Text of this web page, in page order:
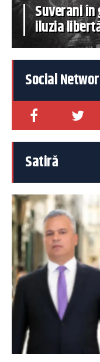
Suverani
iluzia
Social
Satiră